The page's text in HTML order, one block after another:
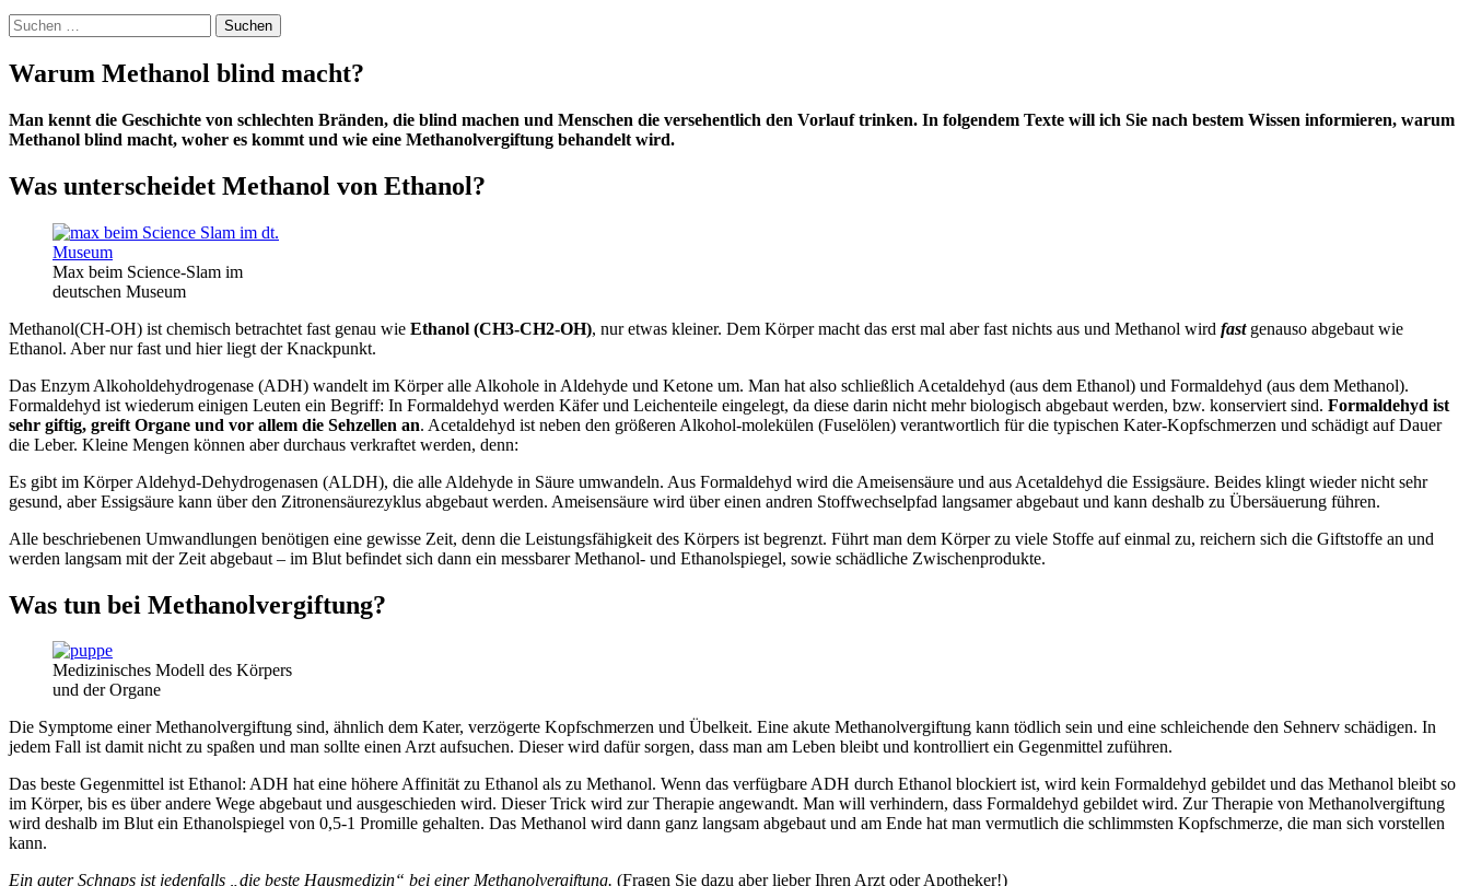
Suchen
nach:
Warum Methanol blind macht?
Man kennt die Geschichte von schlechten Bränden, die blind machen und Menschen die versehentlich den Vorlauf trinken. In folgendem Texte will ich Sie nach bestem Wissen informieren, warum
Methanol blind macht, woher es kommt und wie eine Methanolvergiftung behandelt wird.
Was unterscheidet Methanol von Ethanol?
Max beim Science-Slam im
deutschen Museum
Methanol(CH-OH) ist chemisch betrachtet fast genau wie Ethanol (CH3-CH2-OH), nur etwas kleiner. Dem Körper macht das erst mal aber fast nichts aus und Methanol wird fastgenauso abgebaut wie
Ethanol. Aber nur fast und hier liegt der Knackpunkt.
Das Enzym Alkoholdehydrogenase (ADH) wandelt im Körper alle Alkohole in Aldehyde und Ketone um. Man hat also schließlich Acetaldehyd (aus dem Ethanol) und Formaldehyd (aus dem Methanol).
Formaldehyd ist wiederum einigen Leuten ein Begriff: In Formaldehyd werden Käfer und Leichenteile eingelegt, da diese darin nicht mehr biologisch abgebaut werden, bzw. konserviert sind. Formaldehyd ist
sehr giftig, greift Organe und vor allem die Sehzellen an. Acetaldehyd ist neben den größeren Alkohol-molekülen (Fuselölen) verantwortlich für die typischen Kater-Kopfschmerzen und schädigt auf Dauer
die Leber. Kleine Mengen können aber durchaus verkraftet werden, denn:
Es gibt im Körper Aldehyd-Dehydrogenasen (ALDH), die alle Aldehyde in Säure umwandeln. Aus Formaldehyd wird die Ameisensäure und aus Acetaldehyd die Essigsäure. Beides klingt wieder nicht sehr
gesund, aber Essigsäure kann über den Zitronensäurezyklus abgebaut werden. Ameisensäure wird über einen andren Stoffwechselpfad langsamer abgebaut und kann deshalb zu Übersäuerung führen.
Alle beschriebenen Umwandlungen benötigen eine gewisse Zeit, denn die Leistungsfähigkeit des Körpers ist begrenzt. Führt man dem Körper zu viele Stoffe auf einmal zu, reichern sich die Giftstoffe an und
werden langsam mit der Zeit abgebaut – im Blut befindet sich dann ein messbarer Methanol- und Ethanolspiegel, sowie schädliche Zwischenprodukte.
Was tun bei Methanolvergiftung?
Medizinisches Modell des Körpers
und der Organe
Die Symptome einer Methanolvergiftung sind, ähnlich dem Kater, verzögerte Kopfschmerzen und Übelkeit. Eine akute Methanolvergiftung kann tödlich sein und eine schleichende den Sehnerv schädigen. In
jedem Fall ist damit nicht zu spaßen und man sollte einen Arzt aufsuchen. Dieser wird dafür sorgen, dass man am Leben bleibt und kontrolliert ein Gegenmittel zuführen.
Das beste Gegenmittel ist Ethanol: ADH hat eine höhere Affinität zu Ethanol als zu Methanol. Wenn das verfügbare ADH durch Ethanol blockiert ist, wird kein Formaldehyd gebildet und das Methanol bleibt so
im Körper, bis es über andere Wege abgebaut und ausgeschieden wird. Dieser Trick wird zur Therapie angewandt. Man will verhindern, dass Formaldehyd gebildet wird. Zur Therapie von Methanolvergiftung
wird deshalb im Blut ein Ethanolspiegel von 0,5-1 Promille gehalten. Das Methanol wird dann ganz langsam abgebaut und am Ende hat man vermutlich die schlimmsten Kopfschmerze, die man sich vorstellen
kann.
Ein guter Schnaps ist jedenfalls „die beste Hausmedizin“ bei einer Methanolvergiftung. (Fragen Sie dazu aber lieber Ihren Arzt oder Apotheker!)